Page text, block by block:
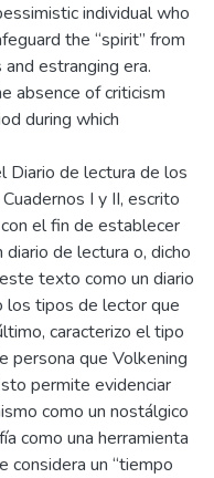
individual who
the “spirit” from
estranging era.
absence of criticism
during which
Diario de lectura de los
I y II, escrito
el fin de establecer
de lectura o, dicho
texto como un diario
los tipos de lector que
caracterizo el tipo
persona que Volkening
permite evidenciar
como un nostálgico
como una herramienta
considera un “tiempo